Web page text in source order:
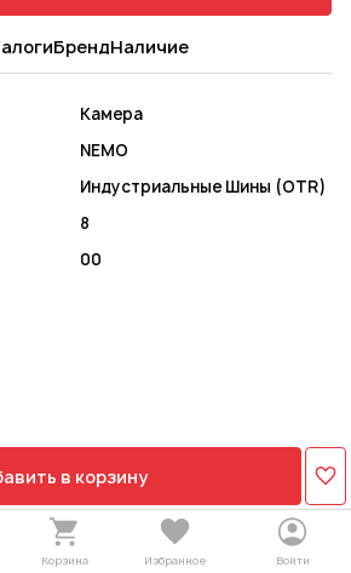
БрендНаличие
Камера
NEMO
Индустриальные Шины (OTR)
8
00
в корзину
Корзина Избранное Войти